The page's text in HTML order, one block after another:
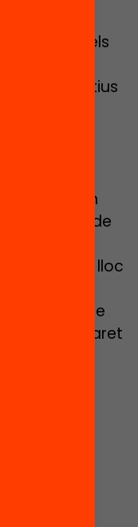
de la
i els
educatius
de la
explorar,
projectes
el
quan
processos de
centres.
crida tindrà lloc
Pau Gil) de
Maria Claret